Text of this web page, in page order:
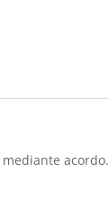
acordo.